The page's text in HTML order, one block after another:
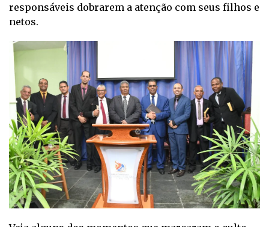
responsáveis dobrarem a atenção com seus filhos e
netos.